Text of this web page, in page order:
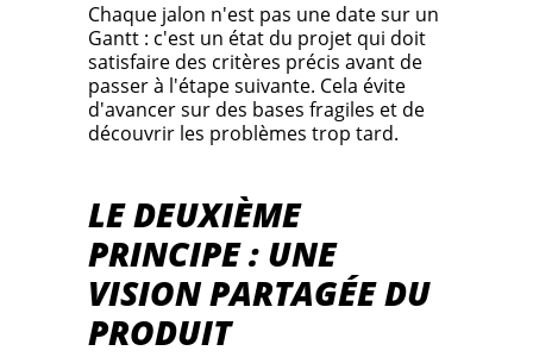
Chaque jalon n'est pas une date sur un
Gantt : c'est un état du projet qui doit
satisfaire des critères précis avant de
passer à l'étape suivante. Cela évite
d'avancer sur des bases fragiles et de
découvrir les problèmes trop tard.
LE DEUXIÈME
PRINCIPE : UNE
VISION PARTAGÉE DU
PRODUIT